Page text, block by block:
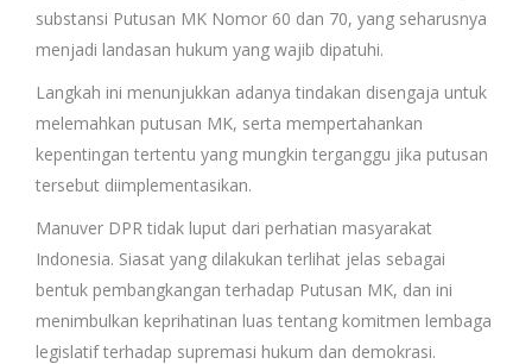
substansi Putusan MK Nomor 60 dan 70, yang seharusnya
menjadi landasan hukum yang wajib dipatuhi.
Langkah ini menunjukkan adanya tindakan disengaja untuk
melemahkan putusan MK, serta mempertahankan
kepentingan tertentu yang mungkin terganggu jika putusan
tersebut diimplementasikan.
Manuver DPR tidak luput dari perhatian masyarakat
Indonesia. Siasat yang dilakukan terlihat jelas sebagai
bentuk pembangkangan terhadap Putusan MK, dan ini
menimbulkan keprihatinan luas tentang komitmen lembaga
legislatif terhadap supremasi hukum dan demokrasi.